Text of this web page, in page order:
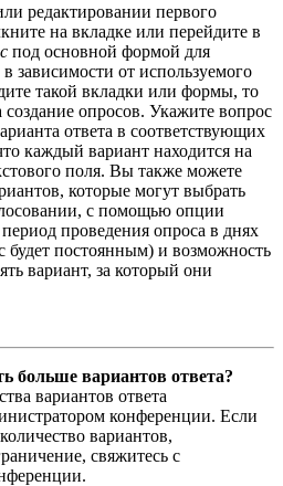
редактировании первого
на вкладке или перейдите в
под основной формой для
зависимости от используемого
такой вкладки или формы, то
опросов. Укажите вопрос
ответа в соответствующих
каждый вариант находится на
поля. Вы также можете
которые могут выбрать
с помощью опции
проведения опроса в днях
будет постоянным) и возможность
вариант, за который они
больше вариантов ответа?
вариантов ответа
конференции. Если
вариантов,
свяжитесь с